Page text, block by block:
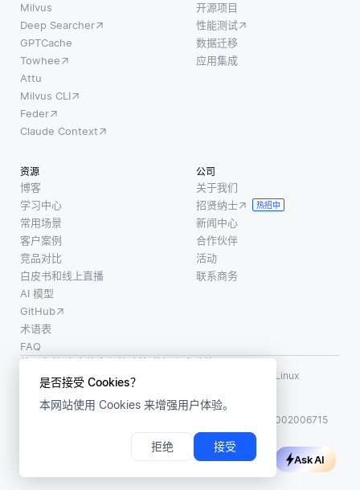
是否接受 Cookies？
本网站使用 Cookies 来增强用户体验。
拒绝 接受
Milvus
Deep Searcher
GPTCache
Towhee
Attu
Milvus CLI
Feder
Claude Context
开源项目
性能测试
数据迁移
应用集成
资源
博客
学习中心
常用场景
客户案例
竞品对比
白皮书和线上直播
AI 模型
GitHub
术语表
FAQ
公司
关于我们
招贤纳士
热招中
新闻中心
合作伙伴
活动
联系商务
使用条款·个人信息保护政策·数据安全政策
LF AI、LF AI & Data、Milvus，以及相关的开源项目名称为 Linux
Foundation 所有商标
版权所有 ©2026 上海赜睿信息科技有限公司保留所有权利
沪公网安备31011002006715
Ask AI